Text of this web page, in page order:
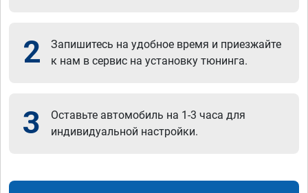
2
Запишитесь на удобное время и приезжайте
к нам в сервис на установку тюнинга.
3
Оставьте автомобиль на 1-3 часа для
индивидуальной настройки.